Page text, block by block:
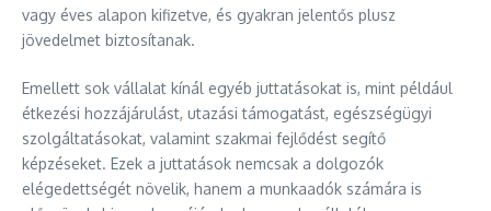
vagy éves alapon kifizetve, és gyakran jelentős plusz
jövedelmet biztosítanak.
Emellett sok vállalat kínál egyéb juttatásokat is, mint például
étkezési hozzájárulást, utazási támogatást, egészségügyi
szolgáltatásokat, valamint szakmai fejlődést segítő
képzéseket. Ezek a juttatások nemcsak a dolgozók
elégedettségét növelik, hanem a munkaadók számára is